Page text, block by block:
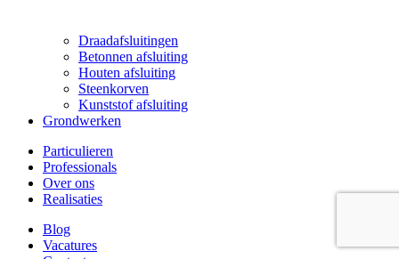
Draadafsluitingen
Betonnen afsluiting
Houten afsluiting
Steenkorven
Kunststof afsluiting
Grondwerken
Particulieren
Professionals
Over ons
Realisaties
Blog
Vacatures